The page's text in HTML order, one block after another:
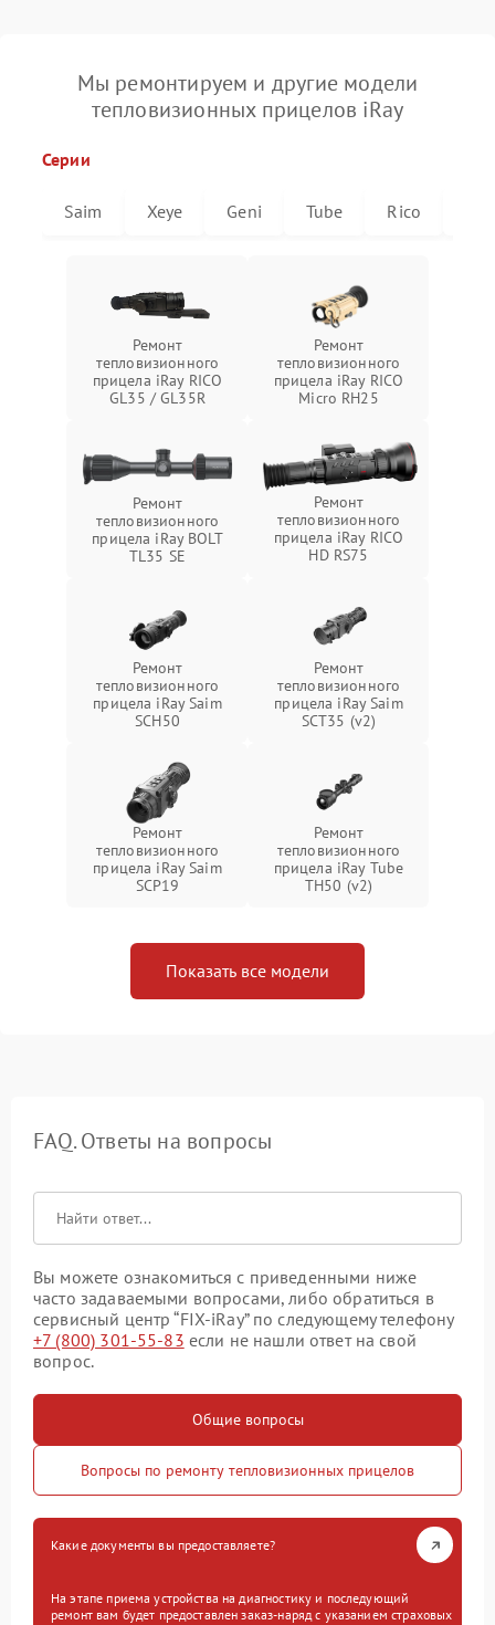
Мы ремонтируем и другие модели
тепловизионных прицелов iRay
Серии
Saim Xeye Geni Tube Rico
Ремонт
тепловизионного
прицела iRay RICO
GL35 / GL35R
Ремонт
тепловизионного
прицела iRay RICO
Micro RH25
Ремонт
тепловизионного
прицела iRay BOLT
TL35 SE
Ремонт
тепловизионного
прицела iRay RICO
HD RS75
Ремонт
тепловизионного
прицела iRay Saim
SCH50
Ремонт
тепловизионного
прицела iRay Saim
SCT35 (v2)
Ремонт
тепловизионного
прицела iRay Saim
SCP19
Ремонт
тепловизионного
прицела iRay Tube
TH50 (v2)
Показать все модели
FAQ. Ответы на вопросы
Вы можете ознакомиться с приведенными ниже
часто задаваемыми вопросами, либо обратиться в
сервисный центр “FIX-iRay” по следующему телефону
+7 (800) 301-55-83 если не нашли ответ на свой
вопрос.
Общие вопросы
Вопросы по ремонту тепловизионных прицелов
Какие документы вы предоставляете?
На этапе приема устройства на диагностику и последующий
ремонт вам будет предоставлен заказ-наряд с указанием страховых